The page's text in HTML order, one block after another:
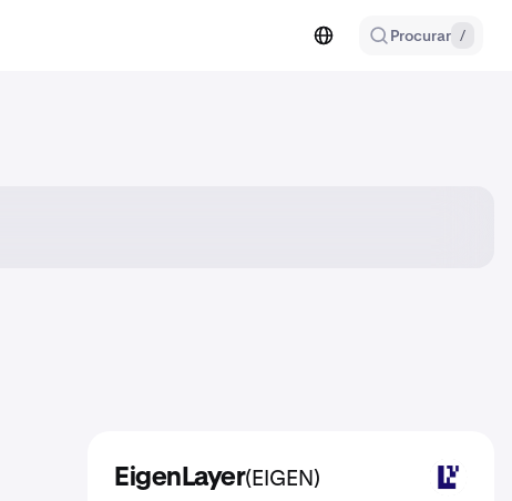
Procurar /
EigenLayer(EIGEN) EIGEN